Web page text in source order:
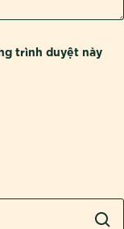
trình duyệt này